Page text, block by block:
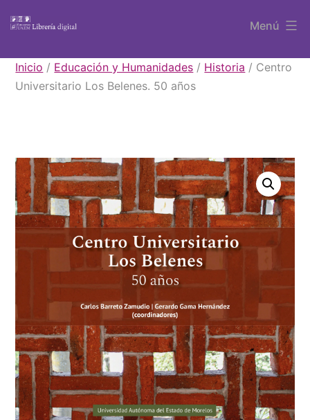
contenido
Libros
UAEM
Menú
Inicio / Educación y Humanidades / Historia / Centro
Universitario Los Belenes. 50 años